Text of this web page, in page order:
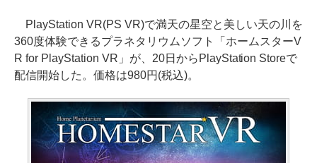
PlayStation VR(PS VR)で満天の星空と美しい天の川を
360度体験できるプラネタリウムソフト「ホームスターV
R for PlayStation VR」が、20日からPlayStation Storeで
配信開始した。価格は980円(税込)。